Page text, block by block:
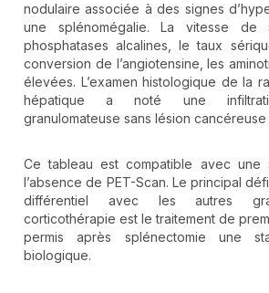
nodulaire associée à des signes
une splénomégalie. La vitesse de
phosphatases alcalines, le taux
conversion de l’angiotensine, les
élevées. L’examen histologique de la
hépatique a noté une
granulomateuse sans lésion cancéreuse
Ce tableau est compatible avec une
l’absence de PET-Scan. Le principal
différentiel avec les autres
corticothérapie est le traitement de
permis après splénectomie une
biologique.